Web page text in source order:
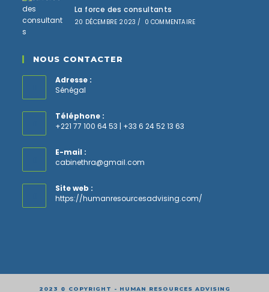
La force des consultants
20 DÉCEMBRE 2023 / 0 COMMENTAIRE
NOUS CONTACTER
Adresse :
Sénégal
Téléphone :
+221 77 100 64 53 | +33 6 24 52 13 63
E-mail :
cabinethra@gmail.com
Site web :
https://humanresourcesadvising.com/
2023 © COPYRIGHT - HUMAN RESOURCES ADVISING